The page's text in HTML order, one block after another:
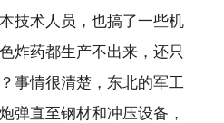
技术人员，也搞了一些机
炸药都生产不出来，还只
事情很清楚，东北的军工
弹直至钢材和冲压设备，